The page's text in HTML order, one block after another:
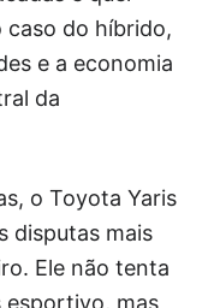
caso do híbrido,
e a economia
da
o Toyota Yaris
disputas mais
Ele não tenta
esportivo, mas